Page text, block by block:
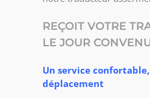
REÇOIT VOTRE
LE JOUR
Un service
déplacement